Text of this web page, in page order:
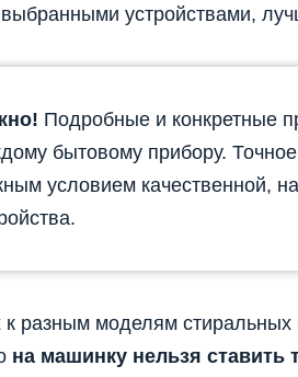
устройствами,
Подробные и конкретные
бытовому прибору.
условием качественной,
к разным моделям
на машинку нельзя